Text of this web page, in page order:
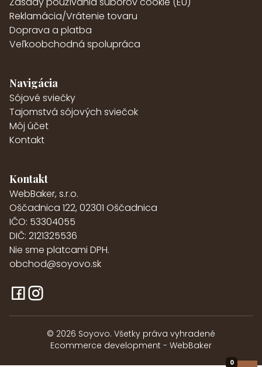
0
Reklamácia/Vrátenie tovaru
Doprava a platba
Veľkoobchodná spolupráca
Navigácia
Sójové sviečky
Tajomstvá sójových sviečok
Môj účet
Kontakt
Kontakt
WebBaker, s.r.o.
Oščadnica 122, 02301 Oščadnica
IČO: 53304055
DIČ: 2121325536
Nie sme platcami DPH.
obchod@soyovo.sk
© 2026 Soyovo. Všetky práva vyhradené
Ecommerce development - WebBaker